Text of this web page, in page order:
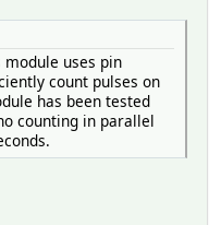
uses pin
count pulses on
has been tested
counting in parallel